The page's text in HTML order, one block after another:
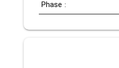
Phase :